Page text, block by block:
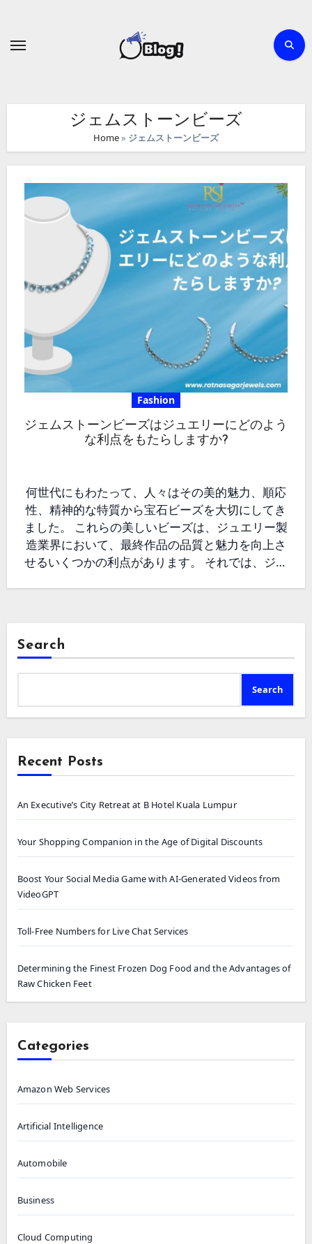
ジェムストーンビーズ
Home» ジェムストーンビーズ
Fashion
ジェムストーンビーズはジュエリーにどのよう
な利点をもたらしますか?
何世代にもわたって、人々はその美的魅力、順応
性、精神的な特質から宝石ビーズを大切にしてき
ました。 これらの美しいビーズは、ジュエリー製
造業界において、最終作品の品質と魅力を向上さ
せるいくつかの利点があります。 それでは、ジュ
まで、驚くほど多様です。 ジュエリー デザイナ
性を発揮し、幅広い好みや好みに対応できます。
独特の質感と模様 ジュエリーのデザインは、各宝
石ビーズが示す独特のパターンとテクスチャーか
エリーのそれぞれのアイテムは、ラブラドライト
の虹色の輝きと瑪瑙の魅惑的な渦巻きにより、真
健康 多くの人は、宝石の形而上学的性質が治癒、
バランス、全体的な幸福に役立つと考えていま
す。 たとえば、ローズクォーツは愛と思いやりに
つながり、アメジストはストレス軽減と精神的な
啓発に役立つと言われています。 元気づけて活性
化する 一部の宝石には、活力を高め、精神を高揚
させるエネルギー的な性質があると考えられてい
ます。 タイガーアイは大胆さと自信を与えるとさ
れ、「商人の石」とも呼ばれるシトリンは繁栄と
豊かさを引き寄せるといわれています。 強度と寿
命 硬さと剛性 宝石ビーズの劣化に対する耐性と
寿命が長いことはよく知られています。 これらの
保つことができます。 自然は無反応です 宝石は
料とは異なり、敏感肌の人にとって良い選択で
す。 この生まれつきの特徴により、宝石ジュエリ
ーを長期間着用しても安全で快適であることは間
違いありません。 設計の柔軟性 さまざまな材質
Search
Search
Recent Posts
An Executive’s City Retreat at B Hotel Kuala Lumpur
Your Shopping Companion in the Age of Digital Discounts
Boost Your Social Media Game with AI-Generated Videos from
VideoGPT
Toll-Free Numbers for Live Chat Services
Determining the Finest Frozen Dog Food and the Advantages of
Raw Chicken Feet
Categories
Amazon Web Services
Artificial Intelligence
Automobile
Business
Cloud Computing